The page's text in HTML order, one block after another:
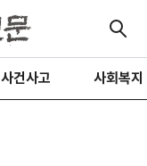
사건사고 사회복지